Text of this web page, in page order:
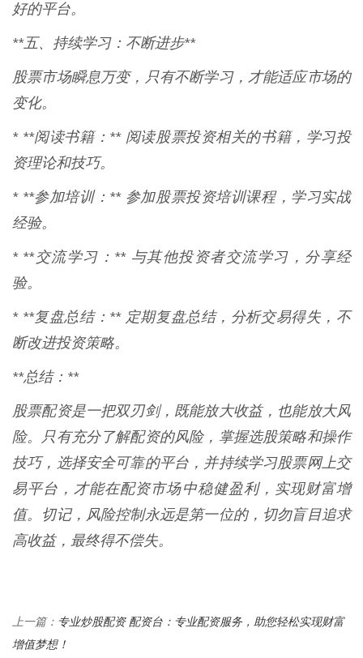
好的平台。
**五、持续学习：不断进步**
股票市场瞬息万变，只有不断学习，才能适应市场的
变化。
* **阅读书籍：** 阅读股票投资相关的书籍，学习投
资理论和技巧。
* **参加培训：** 参加股票投资培训课程，学习实战
经验。
* **交流学习：** 与其他投资者交流学习，分享经
验。
* **复盘总结：** 定期复盘总结，分析交易得失，不
断改进投资策略。
**总结：**
股票配资是一把双刃剑，既能放大收益，也能放大风
险。只有充分了解配资的风险，掌握选股策略和操作
技巧，选择安全可靠的平台，并持续学习股票网上交
易平台，才能在配资市场中稳健盈利，实现财富增
值。切记，风险控制永远是第一位的，切勿盲目追求
高收益，最终得不偿失。
上一篇： 专业炒股配资 配资台：专业配资服务，助您轻松实现财富
增值梦想！